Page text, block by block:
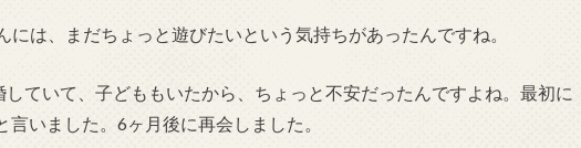
には、まだちょっと遊びたいという気持ちがあったんですね。
ていて、子どももいたから、ちょっと不安だったんですよね。最初に
言いました。6ヶ月後に再会しました。